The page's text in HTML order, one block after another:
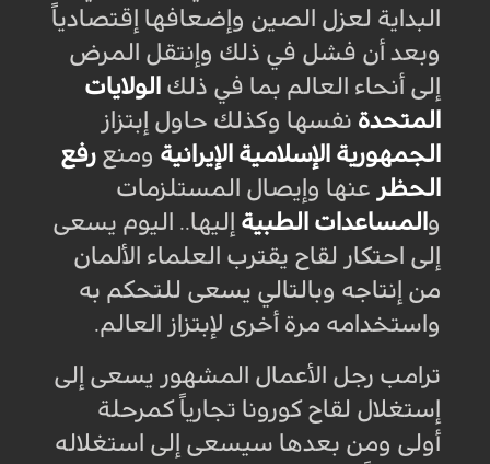
البداية لعزل الصين وإضعافها إقتصادياً
وبعد أن فشل في ذلك وإنتقل المرض
إلى أنحاء العالم بما في ذلك الولايات
المتحدة نفسها وكذلك حاول إبتزاز
الجمهورية الإسلامية الإيرانية ومنع رفع
الحظر عنها وإيصال المستلزمات
و المساعدات الطبية إليها.. اليوم يسعى
إلى احتكار لقاح يقترب العلماء الألمان
من إنتاجه وبالتالي يسعى للتحكم به
واستخدامه مرة أخرى لإبتزاز العالم.
ترامب رجل الأعمال المشهور يسعى إلى
إستغلال لقاح كورونا تجارياً كمرحلة
أولى ومن بعدها سيسعى إلى استغلاله